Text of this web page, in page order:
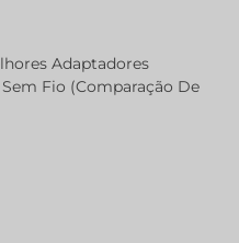
Adaptadores
Fio (comparação De